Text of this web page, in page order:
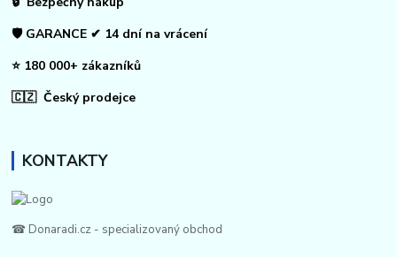
🛡️ GARANCE ✔ 14 dní na vrácení
⭐ 180 000+ zákazníků
🇨🇿 Český prodejce
KONTAKTY
☎ Donaradi.cz - specializovaný obchod